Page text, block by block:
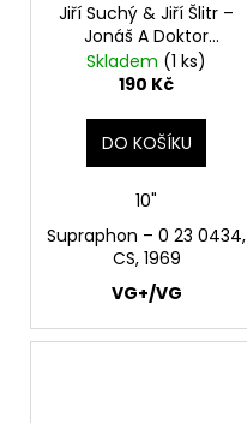
Jiří Suchý & Jiří Šlitr –
Jonáš A Doktor
Matrace 10"
Skladem (1 ks)
190 Kč
DO KOŠÍKU
10"
Supraphon – 0 23 0434,
CS, 1969
VG+/VG